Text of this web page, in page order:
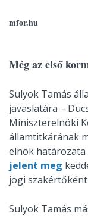
mfor.hu
Még az első
Sulyok Tamás
javaslatára –
Miniszterelnöki
államtitkárának
elnök
jelent meg
jogi
Sulyok Tamás